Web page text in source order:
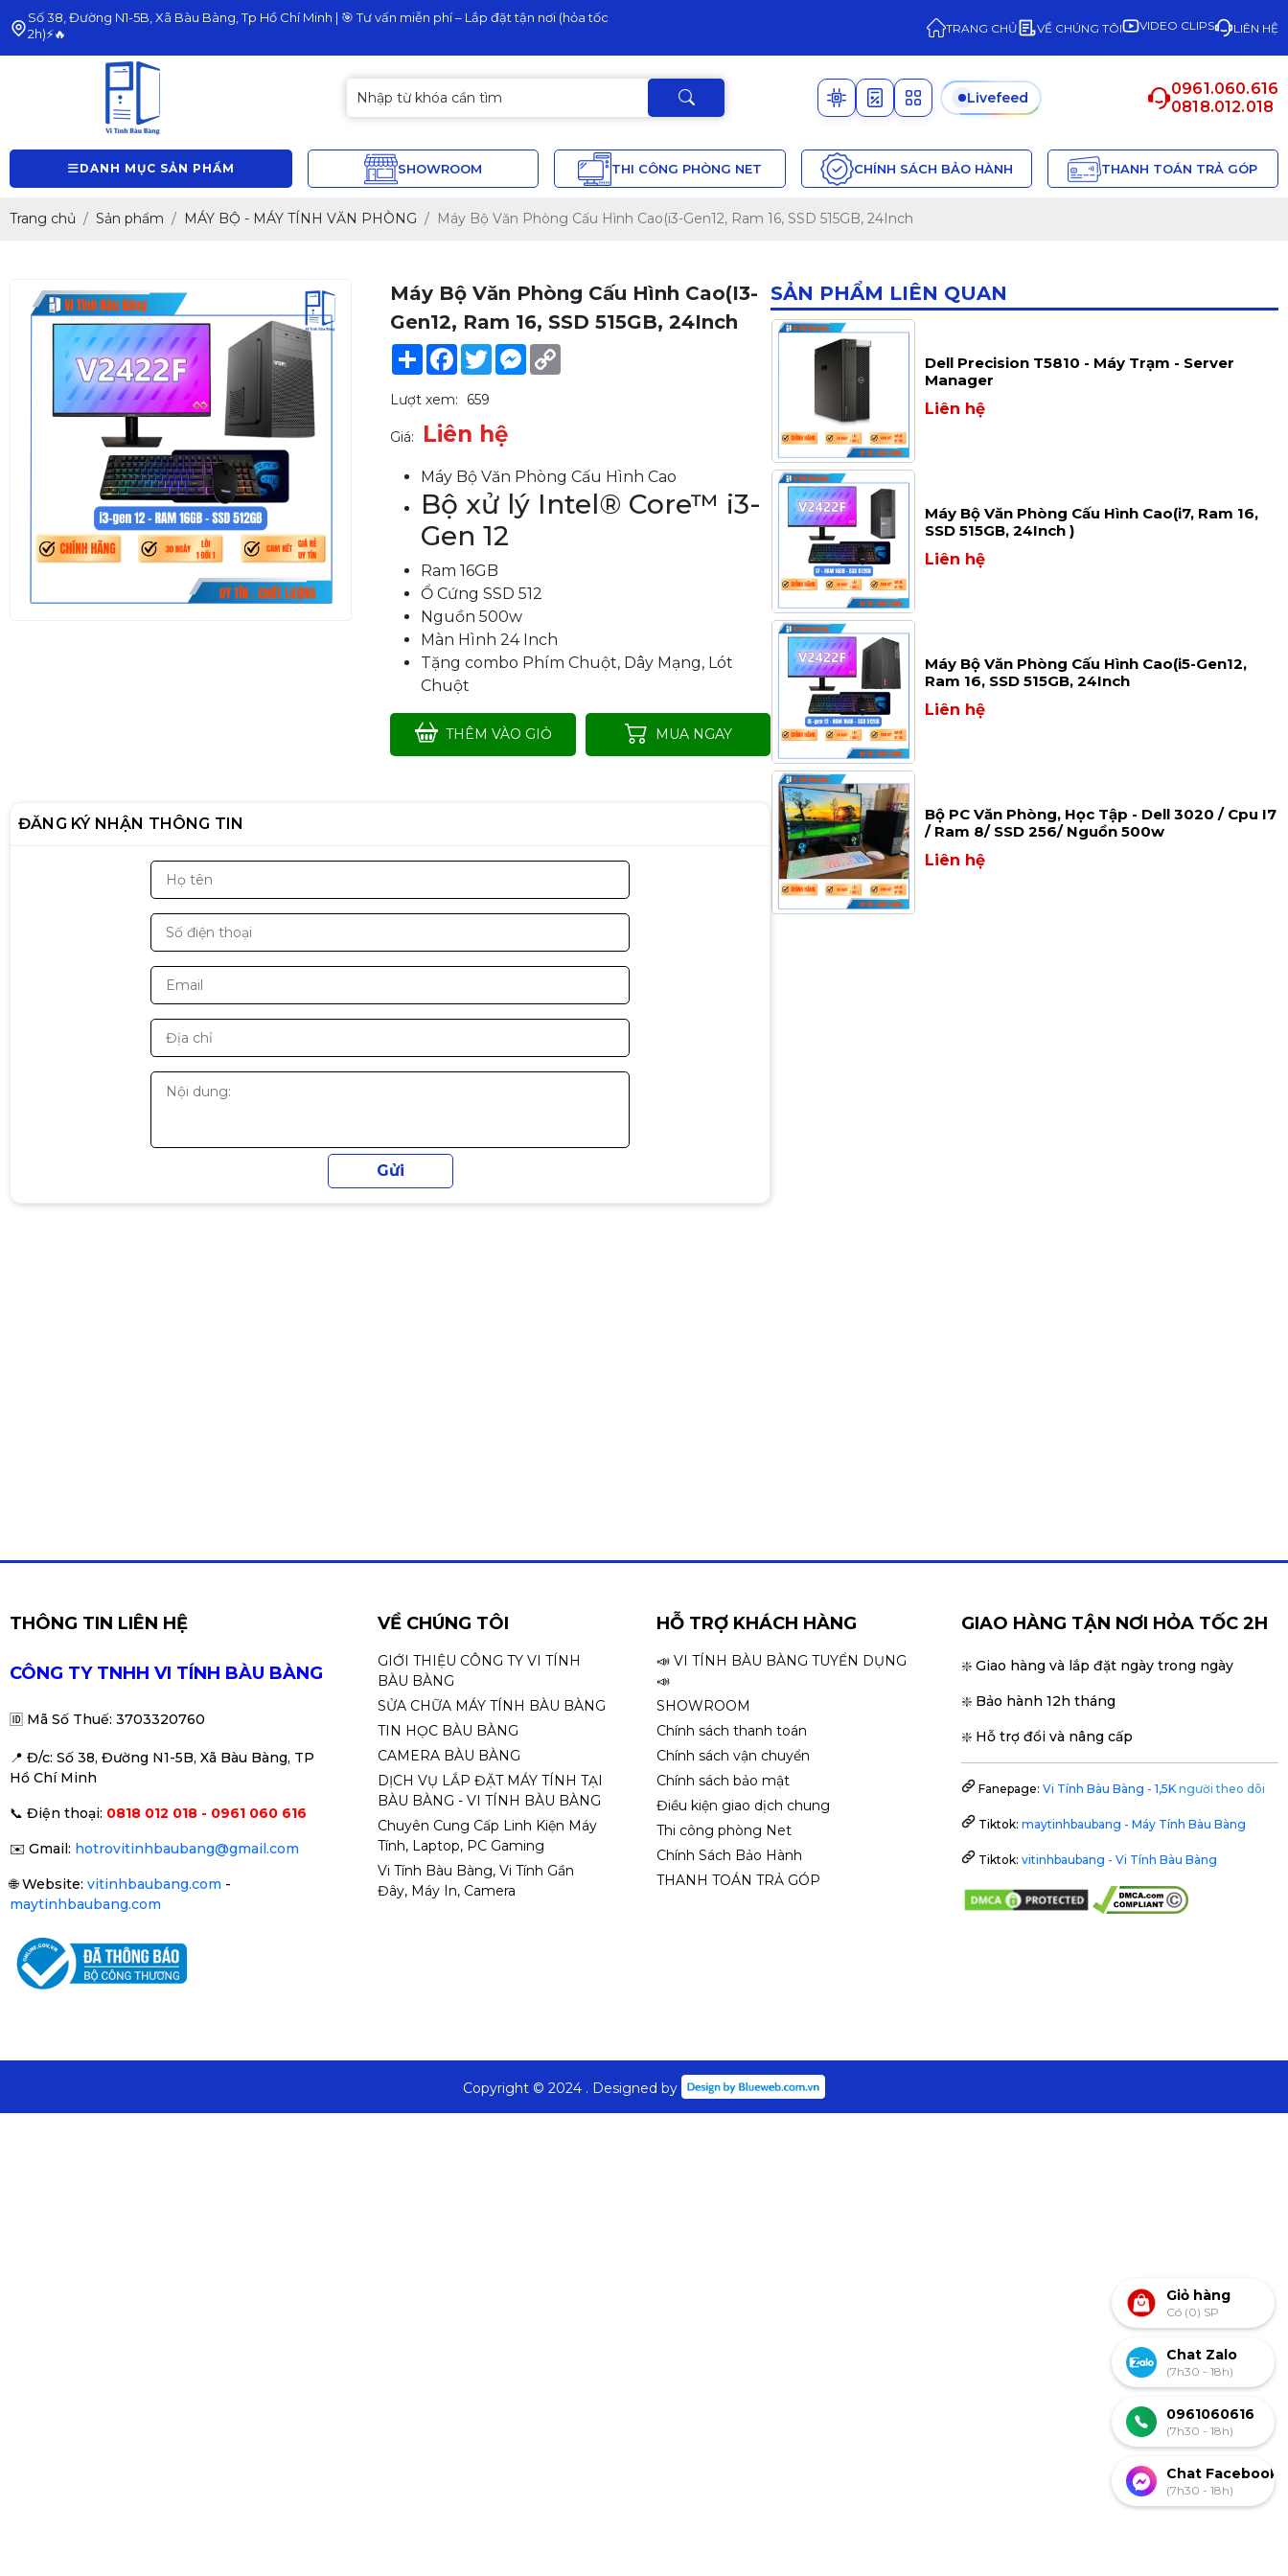
Số 38, Đường N1-5B, Xã Bàu Bàng, Tp Hồ Chí Minh | 🎯 Tư vấn miễn phí – Lắp đặt tận nơi (hỏa tốc
2h)⚡🔥
TRANG CHỦ VỀ CHÚNG TÔI VIDEO CLIPS LIÊN HỆ
Livefeed
0961.060.616
0818.012.018
DANH MỤC SẢN PHẨM SHOWROOM THI CÔNG PHÒNG NET CHÍNH SÁCH BẢO HÀNH THANH TOÁN TRẢ GÓP
Trang chủ Sản phẩm MÁY BỘ - MÁY TÍNH VĂN PHÒNG Máy Bộ Văn Phòng Cấu Hình Cao(i3-Gen12, Ram 16, SSD 515GB, 24Inch
Máy Bộ Văn Phòng Cấu Hình Cao(i3-
Gen12, Ram 16, SSD 515GB, 24Inch
ShareFacebook
TwitterMessenger
Lượt xem:
659
Giá: Liên hệ
Máy Bộ Văn Phòng Cấu Hình Cao
Bộ xử lý Intel® Core™ i3-
Gen 12
Ram 16GB
Ổ Cứng SSD 512
Nguồn 500w
Màn Hình 24 Inch
Tặng combo Phím Chuột, Dây Mạng, Lót
Chuột
THÊM VÀO GIỎ MUA NGAY
ĐĂNG KÝ NHẬN THÔNG TIN
SẢN PHẨM LIÊN QUAN
Dell Precision T5810 - Máy Trạm - Server
Manager
Liên hệ
Máy Bộ Văn Phòng Cấu Hình Cao(i7, Ram 16,
SSD 515GB, 24Inch )
Liên hệ
Máy Bộ Văn Phòng Cấu Hình Cao(i5-Gen12,
Ram 16, SSD 515GB, 24Inch
Liên hệ
Bộ PC Văn Phòng, Học Tập - Dell 3020 / Cpu I7
/ Ram 8/ SSD 256/ Nguồn 500w
Liên hệ
THÔNG TIN LIÊN HỆ
CÔNG TY TNHH VI TÍNH BÀU BÀNG
🆔 Mã Số Thuế: 3703320760
📍 Đ/c: Số 38, Đường N1-5B, Xã Bàu Bàng, TP
Hồ Chí Minh
📞 Điện thoại: 0818 012 018 - 0961 060 616
✉️ Gmail: hotrovitinhbaubang@gmail.com
🌐Website: vitinhbaubang.com -
maytinhbaubang.com
VỀ CHÚNG TÔI
GIỚI THIỆU CÔNG TY VI TÍNH
BÀU BÀNG
SỬA CHỮA MÁY TÍNH BÀU BÀNG
TIN HỌC BÀU BÀNG
CAMERA BÀU BÀNG
DỊCH VỤ LẮP ĐẶT MÁY TÍNH TẠI
BÀU BÀNG - VI TÍNH BÀU BÀNG
Chuyên Cung Cấp Linh Kiện Máy
Tính, Laptop, PC Gaming
Vi Tính Bàu Bàng, Vi Tính Gần
Đây, Máy In, Camera
HỖ TRỢ KHÁCH HÀNG
📣 VI TÍNH BÀU BÀNG TUYỂN DỤNG
📣
SHOWROOM
Chính sách thanh toán
Chính sách vận chuyển
Chính sách bảo mật
Điều kiện giao dịch chung
Thi công phòng Net
Chính Sách Bảo Hành
THANH TOÁN TRẢ GÓP
GIAO HÀNG TẬN NƠI HỎA TỐC 2H
❇️ Giao hàng và lắp đặt ngày trong ngày
❇️ Bảo hành 12h tháng
❇️ Hỗ trợ đổi và nâng cấp
Fanepage: Vi Tính Bàu Bàng - 1,5K người theo dõi
Tiktok: maytinhbaubang - Máy Tính Bàu Bàng
Tiktok: vitinhbaubang - Vi Tính Bàu Bàng
Copyright © 2024 . Designed by
Giỏ hàng
Có (0) SP
Chat Zalo
(7h30 - 18h)
0961060616
(7h30 - 18h)
Chat Facebook
(7h30 - 18h)